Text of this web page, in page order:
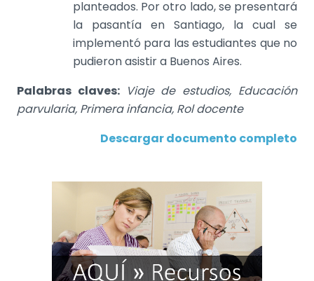
planteados. Por otro lado, se presentará
la pasantía en Santiago, la cual se
implementó para las estudiantes que no
pudieron asistir a Buenos Aires.
Palabras claves: Viaje de estudios, Educación
parvularia, Primera infancia, Rol docente
Descargar documento completo